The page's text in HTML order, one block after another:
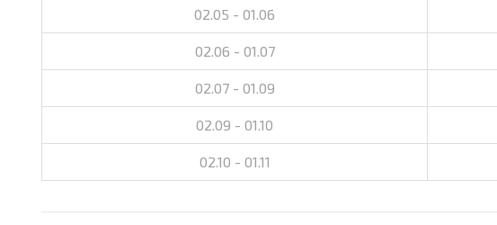
02.05 - 01.06
02.06 - 01.07
02.07 - 01.09
02.09 - 01.10
02.10 - 01.11